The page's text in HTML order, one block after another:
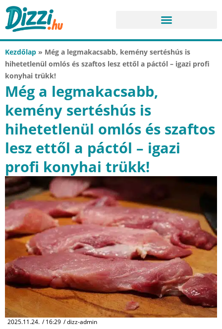
Kezdőlap » Még a legmakacsabb, kemény sertéshús is
hihetetlenül omlós és szaftos lesz ettől a páctól – igazi profi
konyhai trükk!
Még a legmakacsabb,
kemény sertéshús is
hihetetlenül omlós és szaftos
lesz ettől a páctól – igazi
profi konyhai trükk!
2025.11.24. / 16:29 /dizz-admin